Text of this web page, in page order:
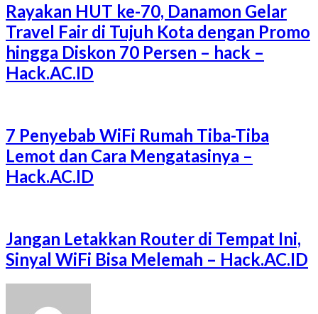
Rayakan HUT ke-70, Danamon Gelar
Travel Fair di Tujuh Kota dengan Promo
hingga Diskon 70 Persen – hack –
Hack.AC.ID
7 Penyebab WiFi Rumah Tiba-Tiba
Lemot dan Cara Mengatasinya –
Hack.AC.ID
Jangan Letakkan Router di Tempat Ini,
Sinyal WiFi Bisa Melemah – Hack.AC.ID